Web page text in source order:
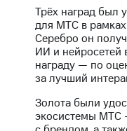
Трёх наград был
для МТС в
Серебро он
ИИ и нейросетей
награду — по
за лучший
Золота были
экосистемы МТС